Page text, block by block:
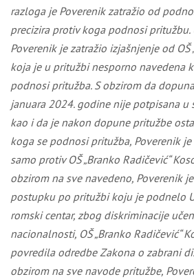
razloga je Poverenik zatražio od
precizira protiv koga podnosi pritužbu.
Poverenik je zatražio izjašnjenje od OŠ
koja je u pritužbi nesporno navedena
podnosi pritužba. S obzirom da
januara 2024. godine nije potpisana u
kao i da je nakon dopune pritužbe
koga se podnosi pritužba, Poverenik
samo protiv OŠ „Branko Radičević“
obzirom na sve navedeno, Poverenik
postupku po pritužbi koju je podnelo
romski centar, zbog diskriminacije
nacionalnosti, OŠ „Branko Radičević“
povredila odredbe Zakona o zabrani
obzirom na sve navode pritužbe,